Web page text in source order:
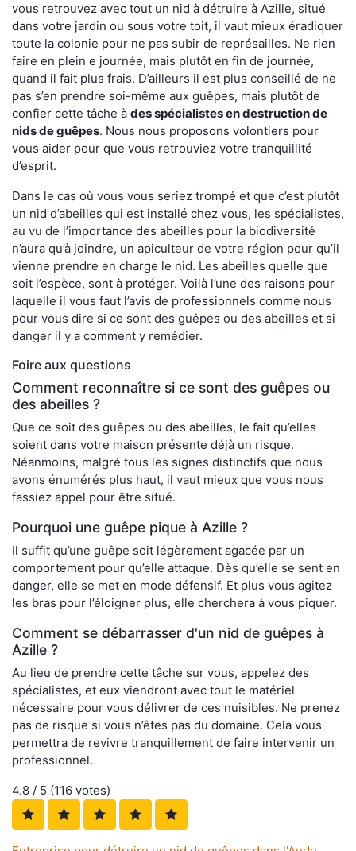
vous retrouvez avec tout un nid à détruire à Azille, situé
dans votre jardin ou sous votre toit, il vaut mieux éradiquer
toute la colonie pour ne pas subir de représailles. Ne rien
faire en plein e journée, mais plutôt en fin de journée,
quand il fait plus frais. D’ailleurs il est plus conseillé de ne
pas s’en prendre soi-même aux guêpes, mais plutôt de
confier cette tâche à des spécialistes en destruction de
nids de guêpes. Nous nous proposons volontiers pour
vous aider pour que vous retrouviez votre tranquillité
d’esprit.
Dans le cas où vous vous seriez trompé et que c’est plutôt
un nid d’abeilles qui est installé chez vous, les spécialistes,
au vu de l’importance des abeilles pour la biodiversité
n’aura qu’à joindre, un apiculteur de votre région pour qu’il
vienne prendre en charge le nid. Les abeilles quelle que
soit l’espèce, sont à protéger. Voilà l’une des raisons pour
laquelle il vous faut l’avis de professionnels comme nous
pour vous dire si ce sont des guêpes ou des abeilles et si
danger il y a comment y remédier.
Foire aux questions
Comment reconnaître si ce sont des guêpes ou
des abeilles ?
Que ce soit des guêpes ou des abeilles, le fait qu’elles
soient dans votre maison présente déjà un risque.
Néanmoins, malgré tous les signes distinctifs que nous
avons énumérés plus haut, il vaut mieux que vous nous
fassiez appel pour être situé.
Pourquoi une guêpe pique à Azille ?
Il suffit qu’une guêpe soit légèrement agacée par un
comportement pour qu’elle attaque. Dès qu’elle se sent en
danger, elle se met en mode défensif. Et plus vous agitez
les bras pour l’éloigner plus, elle cherchera à vous piquer.
Comment se débarrasser d'un nid de guêpes à
Azille ?
Au lieu de prendre cette tâche sur vous, appelez des
spécialistes, et eux viendront avec tout le matériel
nécessaire pour vous délivrer de ces nuisibles. Ne prenez
pas de risque si vous n’êtes pas du domaine. Cela vous
permettra de revivre tranquillement de faire intervenir un
professionnel.
4.8 / 5 (116 votes)